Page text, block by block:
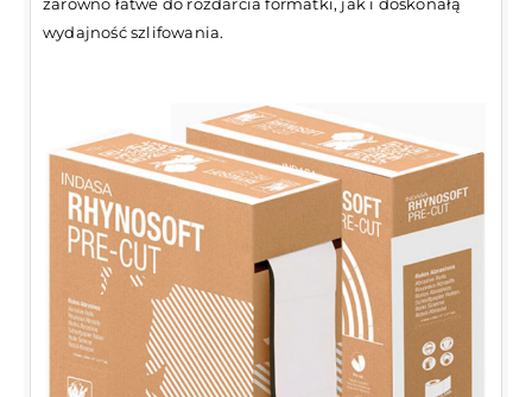
wydajność szlifowania.